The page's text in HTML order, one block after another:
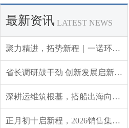
最新资讯 LATEST NEWS
聚力精进，拓势新程｜一诺环境 2026 年 Q3 销售集中营圆满收官
省长调研鼓干劲 创新发展启新程——辽宁省委副书记、省长王新伟莅临一诺环境调研指导
深耕运维筑根基，搭船出海向未来｜一诺环境 2026 年度盛典圆满举行
正月初十启新程，2026销售集中营燃情开营，聚力攻坚创佳绩！